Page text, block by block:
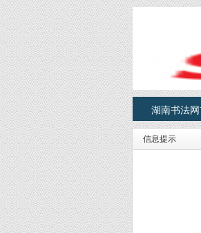
湖南书法
信息提示